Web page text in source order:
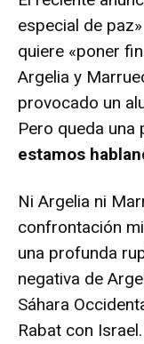
especial de
quiere «poner
Argelia y
provocado un
Pero queda una
estamos
Ni Argelia ni
confrontación
una profunda
negativa de
Sáhara
Rabat con Israel.